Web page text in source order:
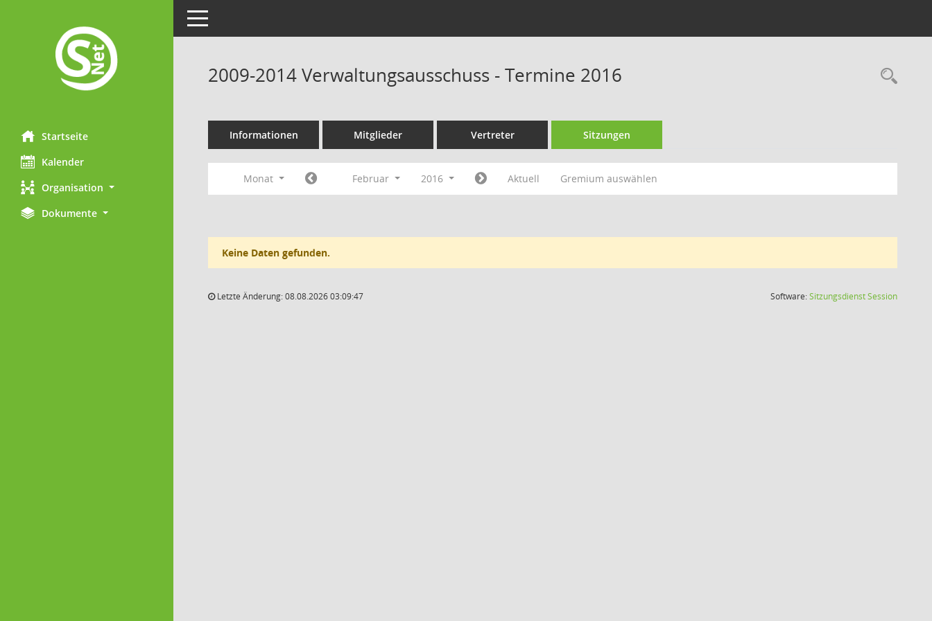
Startseite
Kalender
Organisation
Dokumente
Toggle navigation
2009-2014 Verwaltungsausschuss - Termine 2016
Informationen Mitglieder Vertreter Sitzungen
Monat Februar 2016 Aktuell Gremium auswählen
Keine Daten gefunden.
Letzte Änderung: 08.08.2026 03:09:47 Software:SitzungsdienstSession(Wird in